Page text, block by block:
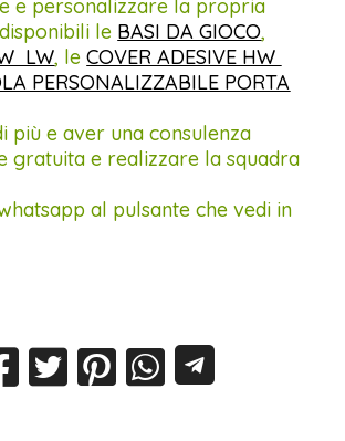
e personalizzare la propria
le BASI DA GIOCO,
LW, leCOVER ADESIVE HW
PERSONALIZZABILE PORTA
più e aver una consulenza
gratuita e realizzare la squadra
al pulsante che vedi in